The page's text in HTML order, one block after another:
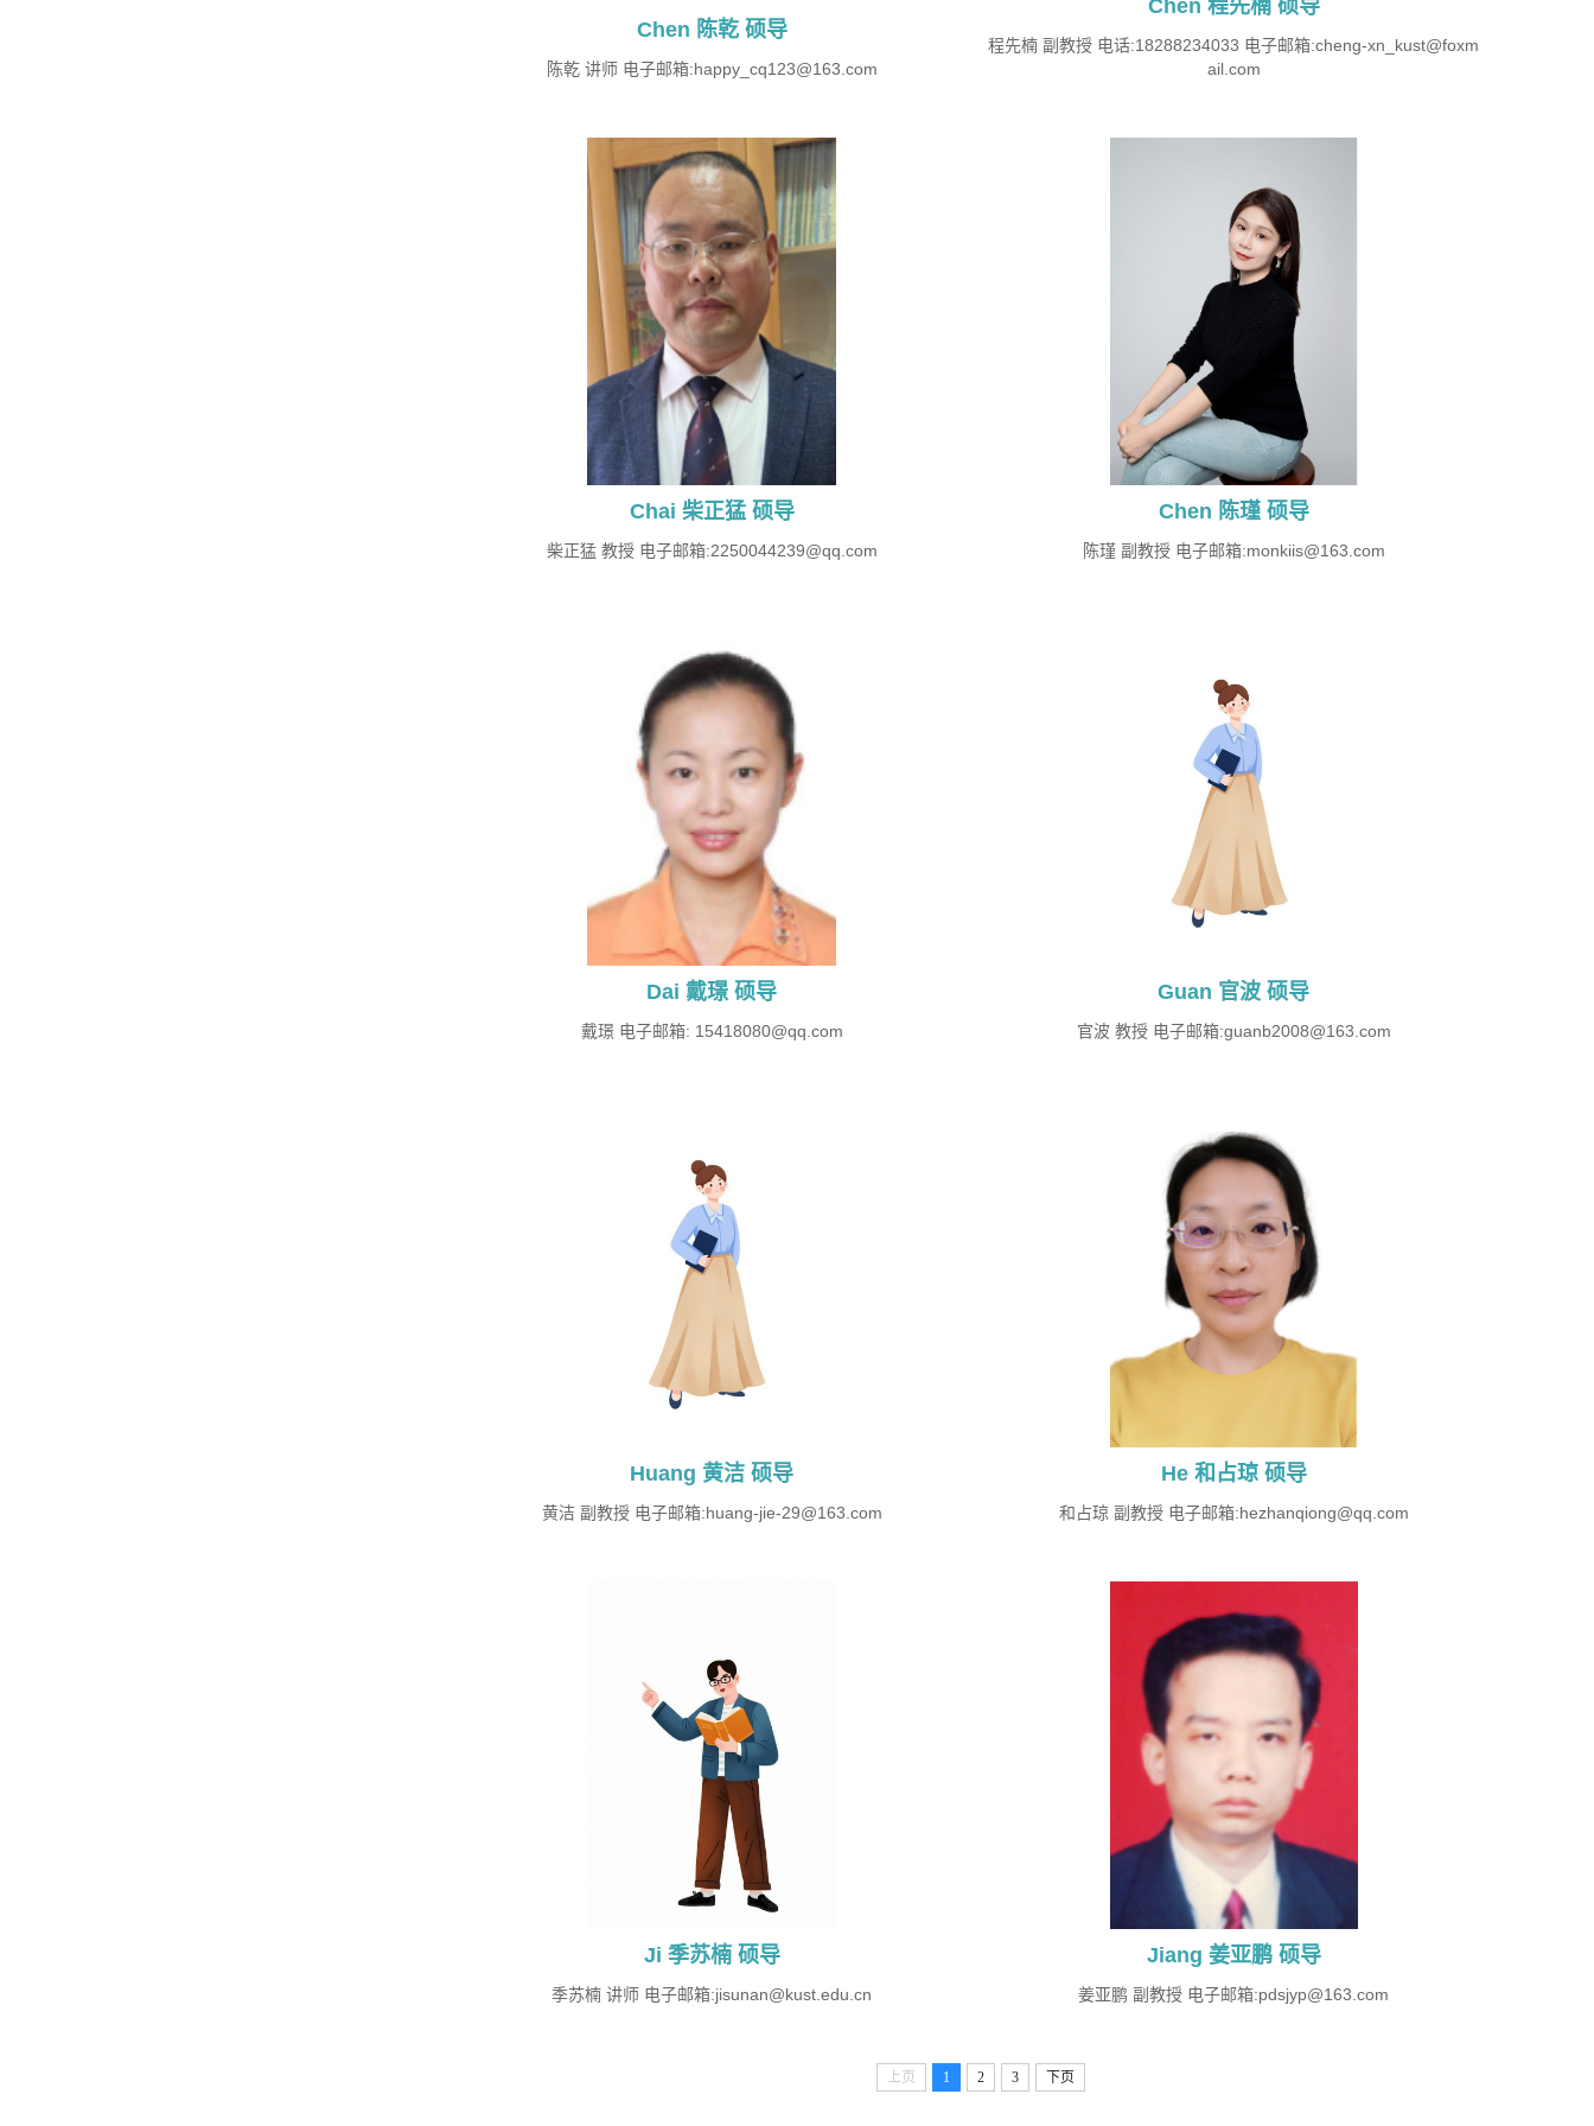
Chen 陈乾 硕导
陈乾 讲师 电子邮箱:happy_cq123@163.com
Chen 程先楠 硕导
程先楠 副教授 电话:18288234033 电子邮箱:cheng-xn_kust@foxm
ail.com
Chai 柴正猛 硕导
柴正猛 教授 ​电子邮箱:2250044239@qq.com
Chen 陈瑾 硕导
陈瑾 副教授 电子邮箱:monkiis@163.com
Dai 戴璟 硕导
戴璟 电子邮箱: 15418080@qq.com
Guan 官波 硕导
官波 教授 电子邮箱:guanb2008@163.com
Huang 黄洁 硕导
黄洁 副教授 电子邮箱:huang-jie-29@163.com
He 和占琼 硕导
和占琼 副教授 电子邮箱:hezhanqiong@qq.com
Ji 季苏楠 硕导
季苏楠 讲师 ​电子邮箱:jisunan@kust.edu.cn
Jiang 姜亚鹏 硕导
姜亚鹏 副教授 电子邮箱:pdsjyp@163.com
上页 1 2 3 下页